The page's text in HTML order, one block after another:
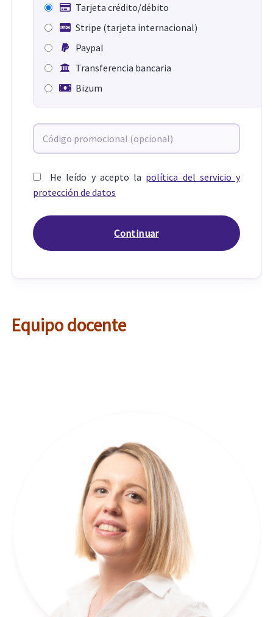
Tarjeta crédito/débito
Stripe (tarjeta internacional)
Paypal
Transferencia bancaria
Bizum
He leído y acepto la política del servicio y
protección de datos
Equipo docente